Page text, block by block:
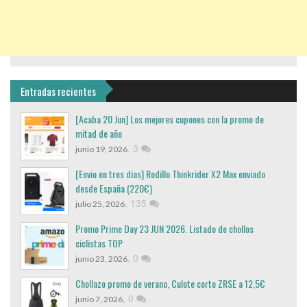
Entradas recientes
[Acaba 20 Jun] Los mejores cupones con la promo de
mitad de año
junio 19, 2026 3
[Envio en tres dias] Rodillo Thinkrider X2 Max enviado
desde España (220€)
julio 25, 2026 135
Promo Prime Day 23 JUN 2026. Listado de chollos
ciclistas TOP
junio 23, 2026 0
Chollazo promo de verano, Culote corto ZRSE a 12,5€
junio 7, 2026 0